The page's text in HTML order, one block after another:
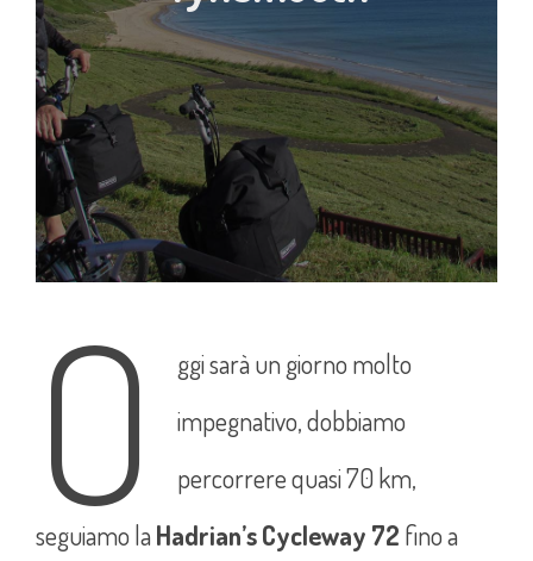
O
ggi sarà un giorno molto
impegnativo, dobbiamo
percorrere quasi 70 km,
seguiamo laHadrian’s Cycleway 72 fino a